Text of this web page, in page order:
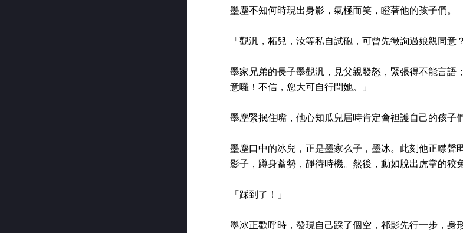
墨塵不知何時現出身影，氣極而笑，瞪著他的孩子們。
「觀汎，柘兒，汝等私自試砲，可曾先徵詢過娘親同意
墨家兄弟的長子墨觀汎，見父親發怒，緊張得不能言
意囉！不信，您大可自行問她。」
墨塵緊抿住嘴，他心知瓜兒屆時肯定會袒護自己的孩子
墨塵口中的冰兒，正是墨家么子，墨冰。此刻他正噤
影子，蹲身蓄勢，靜待時機。然後，動如脫出虎掌的狡
「踩到了！」
墨冰正歡呼時，發現自己踩了個空，祁影先行一步，